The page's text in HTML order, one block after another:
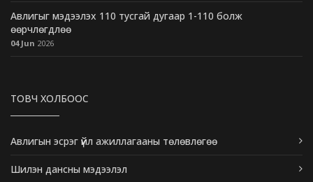
Авлигыг мэдээлэх 110 тусгай дугаар 1-110 болж
өөрчлөгдлөө
04 Jun 2026
ТОВЧ ХОЛБООС
Авлигын эсрэг үйл ажиллагааны төлөвлөгөө
Шилэн дансны мэдээлэл